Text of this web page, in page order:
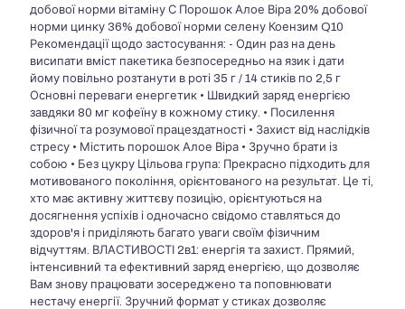
добової норми вітаміну С Порошок Алое Віра 20% добової
норми цинку 36% добової норми селену Коензим Q10
Рекомендації щодо застосування: - Один раз на день
висипати вміст пакетика безпосередньо на язик і дати
йому повільно розтанути в роті 35 г / 14 стиків по 2,5 г
Основні переваги енергетик • Швидкий заряд енергією
завдяки 80 мг кофеїну в кожному стику. • Посилення
фізичної та розумової працездатності • Захист від наслідків
стресу • Містить порошок Алое Віра • Зручно брати із
собою • Без цукру Цільова група: Прекрасно підходить для
мотивованого покоління, орієнтованого на результат. Це ті,
хто має активну життєву позицію, орієнтуються на
досягнення успіхів і одночасно свідомо ставляться до
здоров'я і приділяють багато уваги своїм фізичним
відчуттям. ВЛАСТИВОСТІ 2в1: енергія та захист. Прямий,
інтенсивний та ефективний заряд енергією, що дозволяє
Вам знову працювати зосереджено та поповнювати
нестачу енергії. Зручний формат у стиках дозволяє